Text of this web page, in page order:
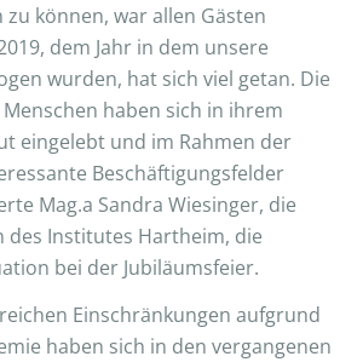
können, war allen Gästen
dem Jahr in dem unsere
wurden, hat sich viel getan. Die
haben sich in ihrem
eingelebt und im Rahmen der
Beschäftigungsfelder
Mag.a Sandra Wiesinger, die
des Institutes Hartheim, die
bei der Jubiläumsfeier.
Einschränkungen aufgrund
haben sich in den vergangenen